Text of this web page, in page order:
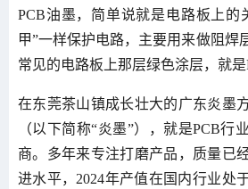
PCB油墨，简单说就是电路板上的
甲”一样保护电路，主要用来做阻焊
常见的电路板上那层绿色涂层，就是
在东莞茶山镇成长壮大的广东炎墨
（以下简称“炎墨”），就是PCB行
商。多年来专注打磨产品，质量已
进水平，2024年产值在国内行业处